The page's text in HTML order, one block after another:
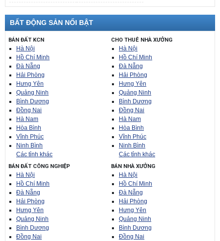
BẤT ĐỘNG SẢN NỔI BẬT
BÁN ĐẤT KCN
Hà Nội
Hồ Chí Minh
Đà Nẵng
Hải Phòng
Hưng Yên
Quảng Ninh
Bình Dương
Đồng Nai
Hà Nam
Hòa Bình
Vĩnh Phúc
Ninh Bình
Các tỉnh khác
CHO THUÊ NHÀ XƯỞNG
Hà Nội
Hồ Chí Minh
Đà Nẵng
Hải Phòng
Hưng Yên
Quảng Ninh
Bình Dương
Đồng Nai
Hà Nam
Hòa Bình
Vĩnh Phúc
Ninh Bình
Các tỉnh khác
BÁN ĐẤT CÔNG NGHIỆP
Hà Nội
Hồ Chí Minh
Đà Nẵng
Hải Phòng
Hưng Yên
Quảng Ninh
Bình Dương
Đồng Nai
BÁN NHÀ XƯỞNG
Hà Nội
Hồ Chí Minh
Đà Nẵng
Hải Phòng
Hưng Yên
Quảng Ninh
Bình Dương
Đồng Nai